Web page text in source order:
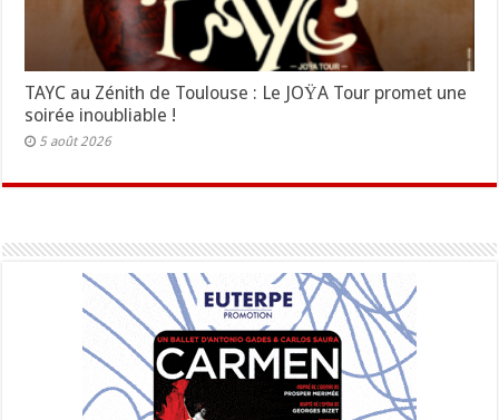
TAYC au Zénith de Toulouse : Le JOŸA Tour promet une
soirée inoubliable !
5 août 2026